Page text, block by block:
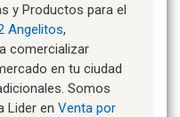
y Productos para el
Angelitos,
comercializar
en tu ciudad
Somos
Lider en Venta por